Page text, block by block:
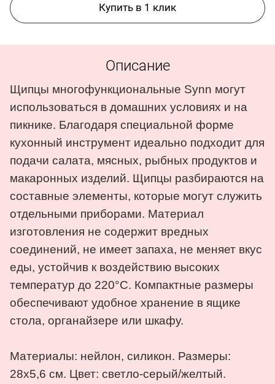
Купить в 1 клик
Описание
Щипцы многофункциональные Synn могут
использоваться в домашних условиях и на
пикнике. Благодаря специальной форме
кухонный инструмент идеально подходит для
подачи салата, мясных, рыбных продуктов и
макаронных изделий. Щипцы разбираются на
составные элементы, которые могут служить
отдельными приборами. Материал
изготовления не содержит вредных
соединений, не имеет запаха, не меняет вкус
еды, устойчив к воздействию высоких
температур до 220°C. Компактные размеры
обеспечивают удобное хранение в ящике
стола, органайзере или шкафу.
Материалы: нейлон, силикон. Размеры:
28х5,6 см. Цвет: светло-серый/желтый.